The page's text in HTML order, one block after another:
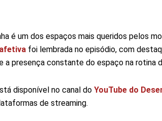
é um dos espaços mais queridos pelos
foi lembrada no episódio, com
a presença constante do espaço na rotina
disponível no canal do YouTube do
de streaming.